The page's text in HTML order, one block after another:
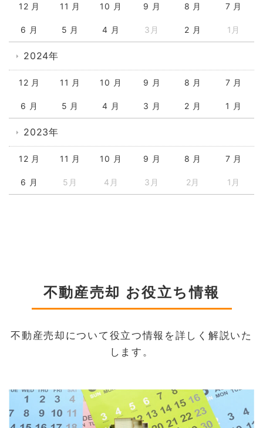
12 月 11 月 10 月 9 月 8 月 7 月
6 月 5 月 4 月 3月 2 月 1月
2024年
12 月 11 月 10 月 9 月 8 月 7 月
6 月 5 月 4 月 3 月 2 月 1 月
2023年
12 月 11 月 10 月 9 月 8 月 7 月
6 月 5月 4月 3月 2月 1月
不動産売却 お役立ち情報
不動産売却について役立つ情報を詳しく解説いた
します。